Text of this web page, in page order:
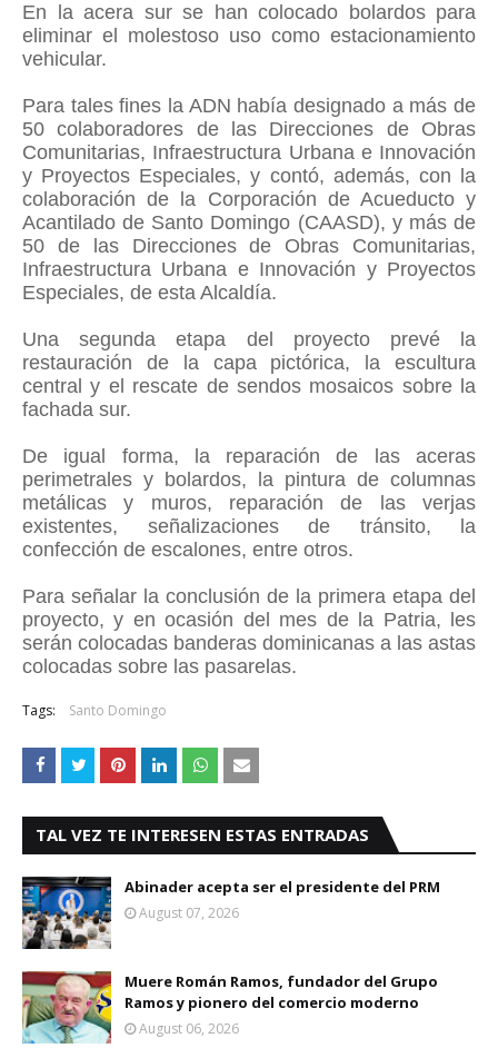
En la acera sur se han colocado bolardos para
eliminar el molestoso uso como estacionamiento
vehicular.
Para tales fines la ADN había designado a más de
50 colaboradores de las Direcciones de Obras
Comunitarias, Infraestructura Urbana e Innovación
y Proyectos Especiales, y contó, además, con la
colaboración de la Corporación de Acueducto y
Acantilado de Santo Domingo (CAASD), y más de
50 de las Direcciones de Obras Comunitarias,
Infraestructura Urbana e Innovación y Proyectos
Especiales, de esta Alcaldía.
Una segunda etapa del proyecto prevé la
restauración de la capa pictórica, la escultura
central y el rescate de sendos mosaicos sobre la
fachada sur.
De igual forma, la reparación de las aceras
perimetrales y bolardos, la pintura de columnas
metálicas y muros, reparación de las verjas
existentes, señalizaciones de tránsito, la
confección de escalones, entre otros.
Para señalar la conclusión de la primera etapa del
proyecto, y en ocasión del mes de la Patria, les
serán colocadas banderas dominicanas a las astas
colocadas sobre las pasarelas.
Tags: Santo Domingo
TAL VEZ TE INTERESEN ESTAS ENTRADAS
Abinader acepta ser el presidente del PRM
August 07, 2026
Muere Román Ramos, fundador del Grupo
Ramos y pionero del comercio moderno
August 06, 2026